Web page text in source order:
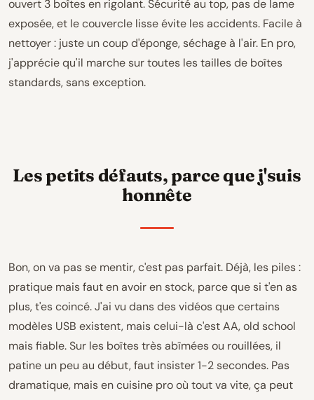
ouvert 3 boîtes en rigolant. Sécurité au top, pas de lame
exposée, et le couvercle lisse évite les accidents. Facile à
nettoyer : juste un coup d'éponge, séchage à l'air. En pro,
j'apprécie qu'il marche sur toutes les tailles de boîtes
standards, sans exception.
Les petits défauts, parce que j'suis
honnête
Bon, on va pas se mentir, c'est pas parfait. Déjà, les piles :
pratique mais faut en avoir en stock, parce que si t'en as
plus, t'es coincé. J'ai vu dans des vidéos que certains
modèles USB existent, mais celui-là c'est AA, old school
mais fiable. Sur les boîtes très abîmées ou rouillées, il
patine un peu au début, faut insister 1-2 secondes. Pas
dramatique, mais en cuisine pro où tout va vite, ça peut